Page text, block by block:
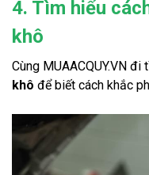
4. Tìm hiểu
khô
Cùng MUAACQUY.VN đi
khô để biết cách khắc